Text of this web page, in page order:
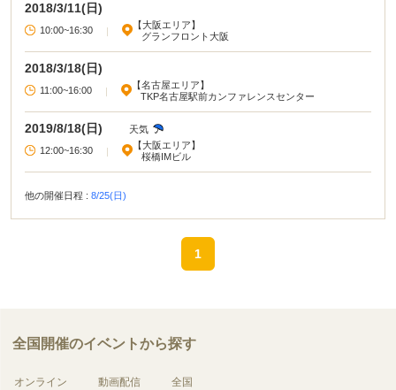
師』 『大手薬局勤務経験あり』 『在宅専門薬剤師』 …などなど、様々なタグ
を各ブースに表示。 ブースにはタグについてお話頂ける先輩に来ていただいて
います。 気になるタグを見つけて、話を聞いてみてください！
2018/3/11(日)
10:00~16:30 |
【大阪エリア】
グランフロント大阪
2018/3/18(日)
11:00~16:00 |
【名古屋エリア】
TKP名古屋駅前カンファレンスセンター
2019/8/18(日)
天気
12:00~16:30
|
【大阪エリア】
桜橋IMビル
他の開催日程 : 8/25(日)
1
全国開催のイベントから探す
オンライン 動画配信 全国